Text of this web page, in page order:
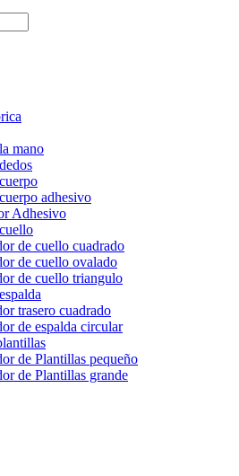
mano
adhesivo
Adhesivo
de cuello cuadrado
de cuello ovalado
de cuello triangulo
trasero cuadrado
de espalda circular
de Plantillas pequeño
de Plantillas grande